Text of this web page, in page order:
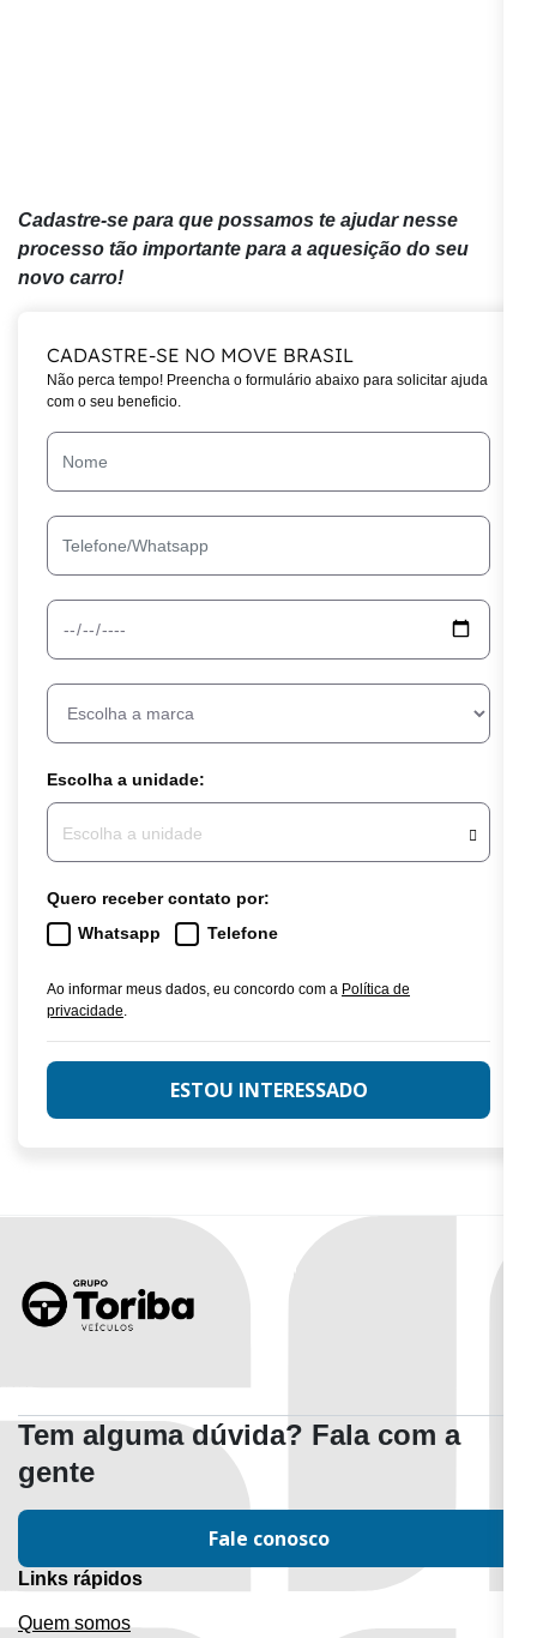
Cadastre-se para que possamos te ajudar nesse
processo tão importante para a aquesição do seu
novo carro!
CADASTRE-SE NO MOVE BRASIL
Não perca tempo! Preencha o formulário abaixo para solicitar ajuda
com o seu beneficio.
Escolha a unidade:
Escolha a unidade
Quero receber contato por:
Whatsapp
Telefone
Ao informar meus dados, eu concordo com a Política de
privacidade
ESTOU INTERESSADO
Tem alguma dúvida? Fala com a
gente
Fale conosco
Links rápidos
Quem somos